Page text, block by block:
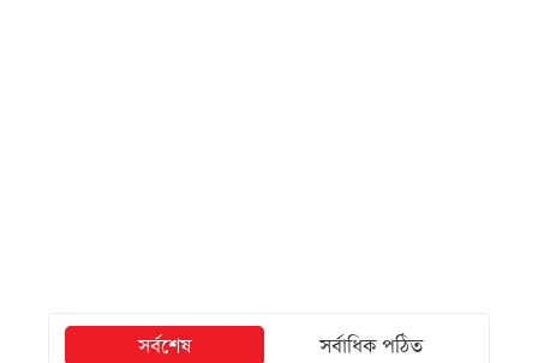
সর্বশেষ
সর্বাধিক পঠিত